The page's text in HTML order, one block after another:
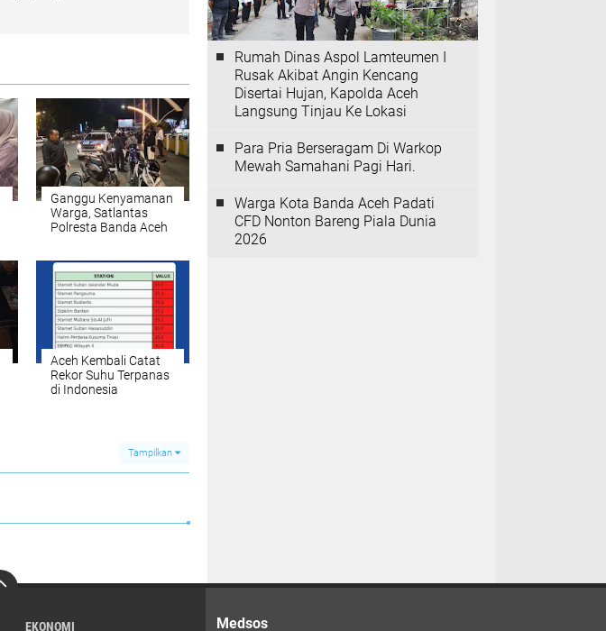
Ganggu Kenyamanan
Warga, Satlantas
Polresta Banda Aceh
Brong
Aceh Kembali Catat
Rekor Suhu Terpanas
di Indonesia
Tampilkan
Rumah Dinas Aspol Lamteumen I
Rusak Akibat Angin Kencang
Disertai Hujan, Kapolda Aceh
Langsung Tinjau Ke Lokasi
Para Pria Berseragam Di Warkop
Mewah Samahani Pagi Hari.
Warga Kota Banda Aceh Padati
CFD Nonton Bareng Piala Dunia
2026
EKONOMI Medsos